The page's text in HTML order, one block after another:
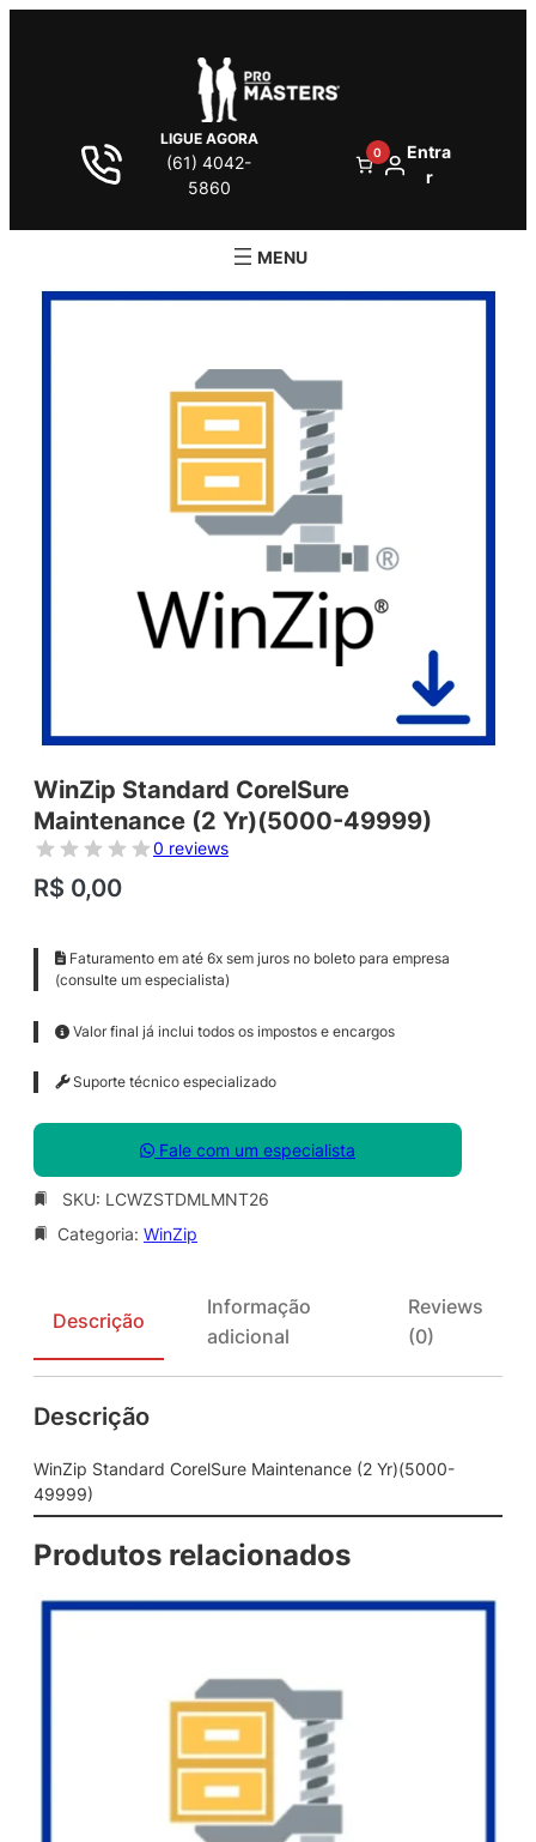
LIGUE AGORA
(61) 4042-
5860
0
Entra
r
WinZip Standard CorelSure
Maintenance (2 Yr)(5000-49999)
0 reviews
R$ 0,00
Faturamento em até 6x sem juros no boleto para empresa
(consulte um especialista)
Valor final já inclui todos os impostos e encargos
Suporte técnico especializado
Fale com um especialista
SKU: LCWZSTDMLMNT26
Categoria: WinZip
Descrição
Informação
adicional
Reviews
(0)
Descrição
WinZip Standard CorelSure Maintenance (2 Yr)(5000-
49999)
Produtos relacionados